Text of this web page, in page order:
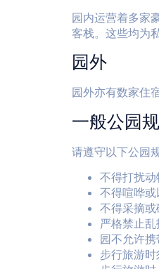
园内运营着多家
客栈。这些均为
园外
园外亦有数家住
一般公园
请遵守以下公园
不得打扰动
不得喧哗
不得采摘或
严格禁止乱
园不允许携
步行旅游时